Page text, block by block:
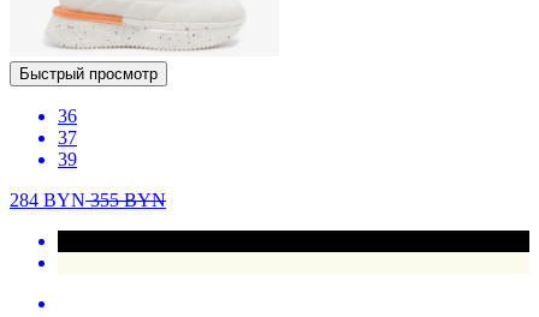
Быстрый просмотр
36
37
39
284 BYN355BYN